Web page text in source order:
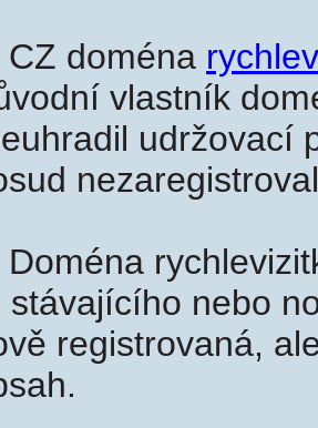
CZ doména
vlastník
udržovací
Doména
stávajícího nebo
registrovaná,